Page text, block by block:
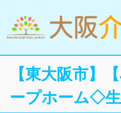
【東大阪市】
ープホーム◇